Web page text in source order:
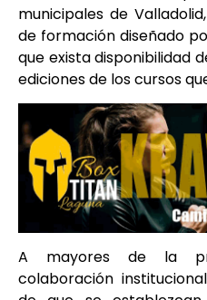
municipales de
de formación diseñado
que exista disponibilidad
ediciones de los cursos
A mayores de la
colaboración